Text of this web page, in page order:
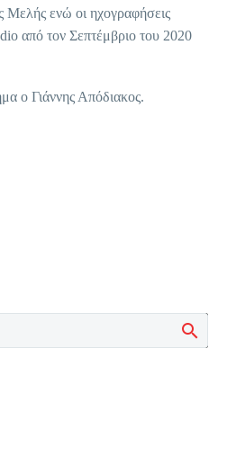
ενώ οι ηχογραφήσεις
από τον Σεπτέμβριο του 2020
ο Γιάννης Απόδιακος.